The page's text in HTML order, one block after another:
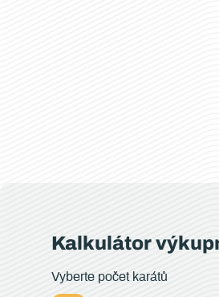
Kalkulátor
Vyberte počet karátů